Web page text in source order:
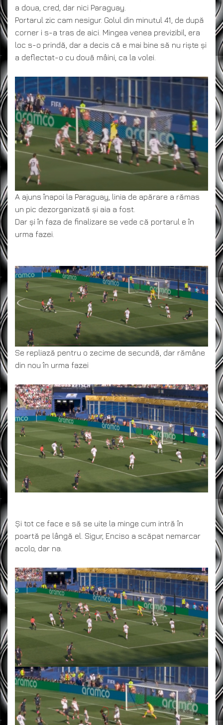
a doua, cred, dar nici Paraguay.
Portarul zic cam nesigur. Golul din minutul 41, de după
corner i s-a tras de aici. Mingea venea previzibil, era
loc s-o prindă, dar a decis că e mai bine să nu riște și
a deflectat-o cu două mâini, ca la volei.
A ajuns înapoi la Paraguay, linia de apărare a rămas
un pic dezorganizată și aia a fost.
Dar și în faza de finalizare se vede că portarul e în
urma fazei.
Se repliază pentru o zecime de secundă, dar rămâne
din nou în urma fazei
Și tot ce face e să se uite la minge cum intră în
poartă pe lângă el. Sigur, Enciso a scăpat nemarcar
acolo, dar na.